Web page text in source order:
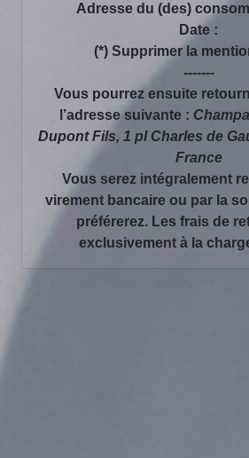
Adresse du (des)
Date :
(*) Supprimer la
-------
Vous pourrez ensuite
l’adresse suivante :
Dupont Fils, 1 pl Charles de
France
Vous serez intégralement
virement bancaire ou par la
préférerez. Les frais de
exclusivement à la